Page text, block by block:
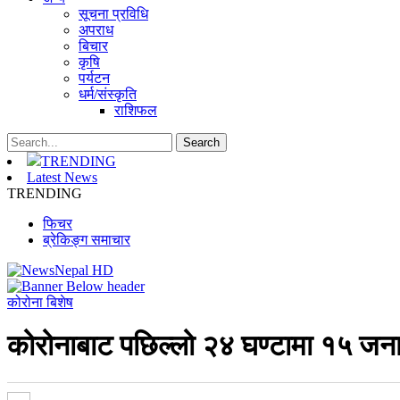
सूचना प्रविधि
अपराध
बिचार
कृषि
पर्यटन
धर्म/संस्कृति
राशिफल
TRENDING
Latest News
TRENDING
फिचर
ब्रेकिङ्ग समाचार
कोरोना बिशेष
कोरोनाबाट पछिल्लो २४ घण्टामा १५